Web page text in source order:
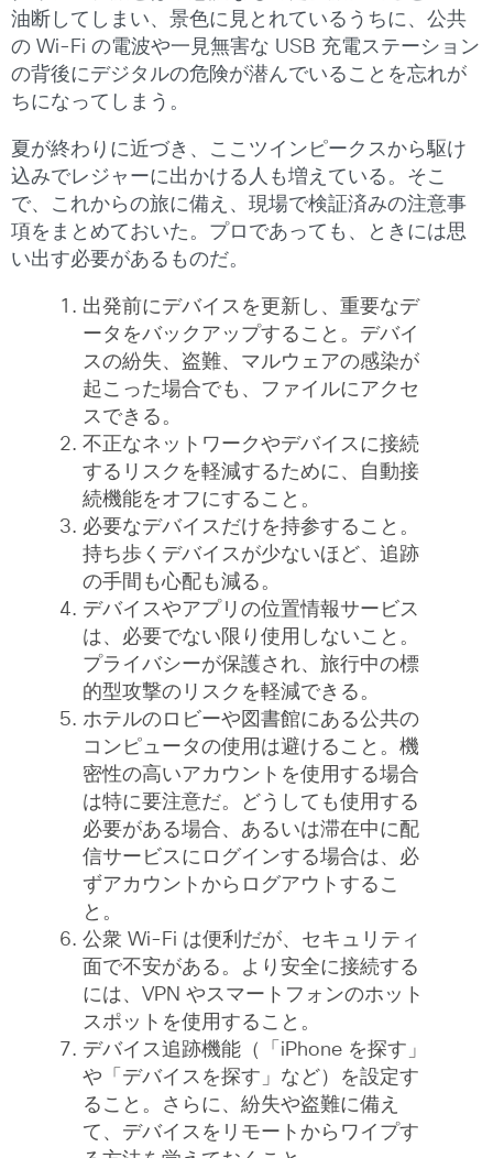
油断してしまい、景色に見とれているうちに、公共
の Wi-Fi の電波や一見無害な USB 充電ステーション
の背後にデジタルの危険が潜んでいることを忘れが
ちになってしまう。
夏が終わりに近づき、ここツインピークスから駆け
込みでレジャーに出かける人も増えている。そこ
で、これからの旅に備え、現場で検証済みの注意事
項をまとめておいた。プロであっても、ときには思
い出す必要があるものだ。
出発前にデバイスを更新し、重要なデ
ータをバックアップすること。デバイ
スの紛失、盗難、マルウェアの感染が
起こった場合でも、ファイルにアクセ
スできる。
不正なネットワークやデバイスに接続
するリスクを軽減するために、自動接
続機能をオフにすること。
必要なデバイスだけを持参すること。
持ち歩くデバイスが少ないほど、追跡
の手間も心配も減る。
デバイスやアプリの位置情報サービス
は、必要でない限り使用しないこと。
プライバシーが保護され、旅行中の標
的型攻撃のリスクを軽減できる。
ホテルのロビーや図書館にある公共の
コンピュータの使用は避けること。機
密性の高いアカウントを使用する場合
は特に要注意だ。どうしても使用する
必要がある場合、あるいは滞在中に配
信サービスにログインする場合は、必
ずアカウントからログアウトするこ
と。
公衆 Wi-Fi は便利だが、セキュリティ
面で不安がある。より安全に接続する
には、VPN やスマートフォンのホット
スポットを使用すること。
デバイス追跡機能（「iPhone を探す」
や「デバイスを探す」など）を設定す
ること。さらに、紛失や盗難に備え
て、デバイスをリモートからワイプす